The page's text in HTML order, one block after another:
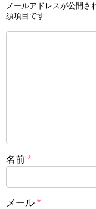
メールアドレスが公開さ
須項目です
名前 *
メール *